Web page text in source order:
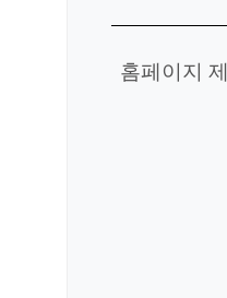
홈페이지